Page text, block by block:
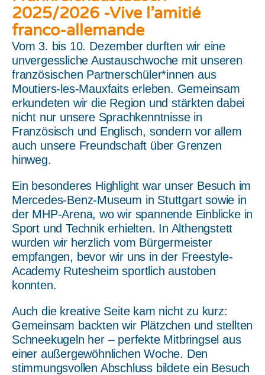
2025/2026 -Vive l’amitié
franco-allemande
Vom 3. bis 10. Dezember durften wir eine
unvergessliche Austausch­woche mit unseren
französischen Partnerschüler*innen aus
Moutiers-les-Mauxfaits erleben. Gemeinsam
erkundeten wir die Region und stärkten dabei
nicht nur unsere Sprachkenntnisse in
Französisch und Englisch, sondern vor allem
auch unsere Freundschaft über Grenzen
hinweg.
Ein besonderes Highlight war unser Besuch im
Mercedes-Benz-Museum in Stuttgart sowie in
der MHP-Arena, wo wir spannende Einblicke in
Sport und Technik erhielten. In Althengstett
wurden wir herzlich vom Bürgermeister
empfangen, bevor wir uns in der Freestyle-
Academy Rutesheim sportlich austoben
konnten.
Auch die kreative Seite kam nicht zu kurz:
Gemeinsam backten wir Plätzchen und stellten
Schneekugeln her – perfekte Mitbringsel aus
einer außergewöhnlichen Woche. Den
stimmungsvollen Abschluss bildete ein Besuch